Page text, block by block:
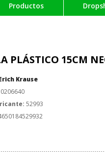
Productos
PLÁSTICO 15CM
Krause
0206640
52993